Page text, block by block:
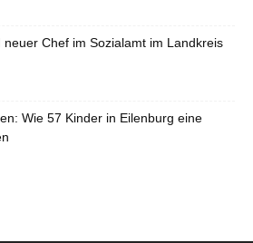
Chef im Sozialamt im Landkreis
Wie 57 Kinder in Eilenburg eine